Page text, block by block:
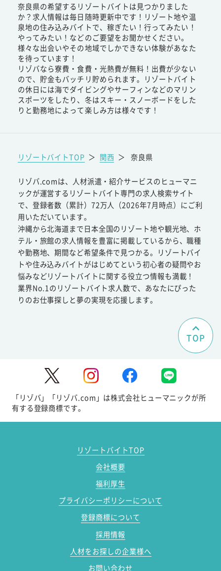
奈良県の希望するリゾートバイトは見つかりました
か？求人情報は毎日随時更新中です！リゾート地や温
泉地の住み込みバイトで、稼ぎたい！行ってみたい！
やってみたい！などのご要望をお聞かせください。
様々な出会いやその地域でしかできない体験があなた
を待っています！
リゾバなら寮費・食費・光熱費が無料！出費が少ない
ので、貯金もバッチリ貯められます。リゾートバイト
の休日には海でダイビングやサーフィンなどのマリン
スポーツをしたり、冬はスキー・スノーボードをした
りと勤務地によって楽しみ方は様々です！
リゾートバイトTOP ＞ 関西 ＞ 奈良県
リゾバ.comは、人材派遣・紹介サービスのヒューマニ
ックが運営するリゾートバイト専門の求人検索サイト
で、登録者数（累計）72万人（2026年7月時点）にご利
用いただいています。
沖縄から北海道まで日本全国のリゾート地や観光地、ホ
テル・旅館の求人情報を豊富に掲載しているから、職種
や勤務地、期間など希望条件で見つかる。リゾートバイ
トや住み込みバイトがはじめてという初心者の疑問やお
悩みなどリゾートバイトに関する役立つ情報も満載！
業界No.1のリゾートバイト求人数で、あなたにぴった
りのお仕事探しと夢の実現を応援します。
TOP
「リゾバ」「リゾバ.com」は株式会社ヒューマニックが所
有する登録商標です。
リゾートバイトTOP
会社概要
福利厚生
プライバシーポリシーについて
登録商標について
採用情報
人材をお探しの企業様へ
お問い合わせ